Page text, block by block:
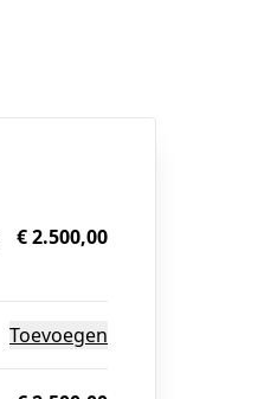
€ 2.500,00
Toevoegen